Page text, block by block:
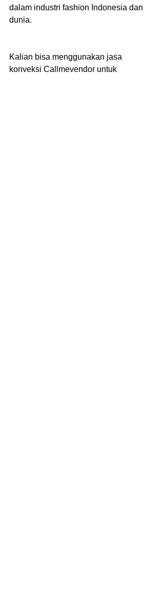
dalam industri fashion Indonesia dan
dunia.
Kalian bisa menggunakan jasa
konveksi Callmevendor untuk